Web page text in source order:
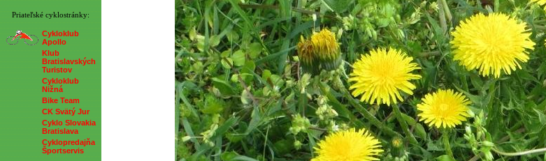
Priateľské cyklostránky:
Cykloklub
Apollo
Klub
Bratislavských
Turistov
Cykloklub
Nižná
Bike Team
CK Svätý Jur
Cyklo Slovakia
Bratislava
Cyklopredajňa
Športservis